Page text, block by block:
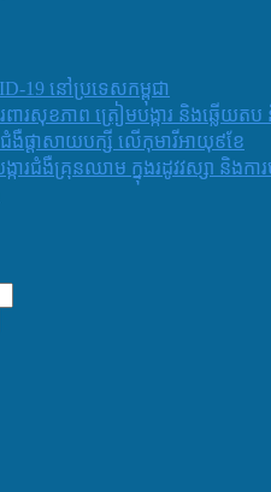
19 នៅប្រទេសកម្ពុជា
ពារសុខភាព ត្រៀមបង្ការ និងឆ្លើយត
ផ្តាសាយបក្សី លើកុមារីអាយុ៩ខែ
ារជំងឺគ្រុនឈាម ក្នុងរដូវវស្សា និងក